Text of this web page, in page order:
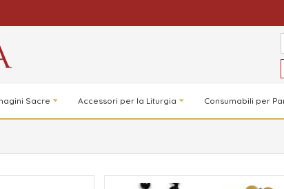
Sacre Accessori per la Liturgia Consumabili per